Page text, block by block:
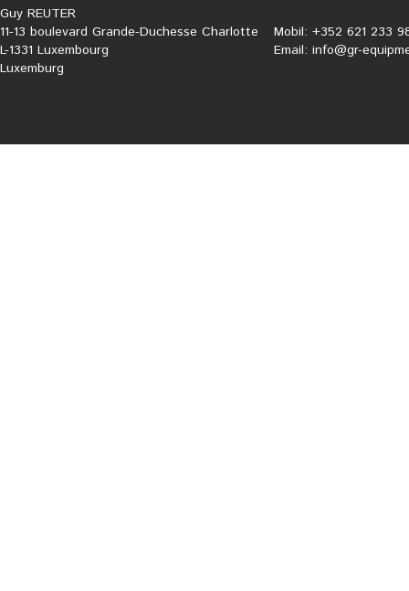
Guy REUTER
11-13 boulevard Grande-Duchesse Charlotte
L-1331 Luxembourg
Luxemburg
Mobil: +352 621 233
Email: info@gr-